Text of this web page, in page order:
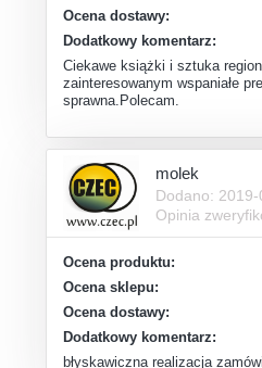
Ocena dostawy:
Dodatkowy komentarz:
Ciekawe książki i sztuka
zainteresowanym wspaniałe
sprawna.Polecam.
molek
Dodano: 2019-
Opinia
Ocena produktu:
Ocena sklepu:
Ocena dostawy:
Dodatkowy komentarz:
błyskawiczna realizacja